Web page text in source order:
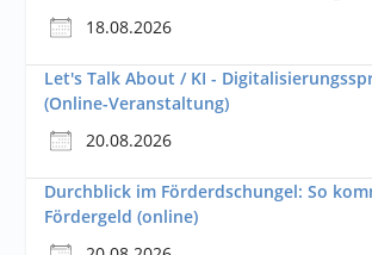
18.08.2026
Let's Talk About / KI -
(Online-Veranstaltung)
20.08.2026
Durchblick im Förderdschungel: So
Fördergeld (online)